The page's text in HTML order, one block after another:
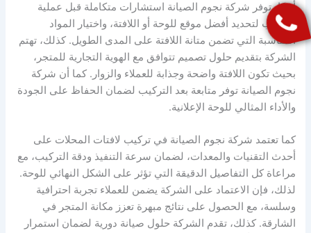
أيضًا، توفر شركة نجوم الصيانة استشارات متكاملة قبل عملية
التركيب لتحديد أفضل موقع للوحة أو اللافتة، واختيار المواد
المناسبة التي تضمن متانة اللافتة على المدى الطويل. كذلك، تهتم
الشركة بتقديم حلول تصميم تتوافق مع الهوية التجارية للمتجر،
بحيث تكون اللافتة واضحة وجذابة للعملاء والزوار. كما أن شركة
نجوم الصيانة توفر متابعة بعد التركيب لضمان الحفاظ على الجودة
والأداء المثالي للوحة الإعلانية.
كما تعتمد شركة نجوم الصيانة في تركيب لافتات المحلات على
أحدث التقنيات والمعدات، لضمان سرعة التنفيذ ودقة التركيب، مع
مراعاة كل التفاصيل الدقيقة التي تؤثر على الشكل النهائي للوحة.
لذلك، فإن الاعتماد على الشركة يضمن للعملاء تجربة احترافية
وسلسة، مع الحصول على نتائج مبهرة تعزز مكانة المتجر في
الشارقة. كذلك، تقدم الشركة حلول صيانة دورية لضمان استمرار